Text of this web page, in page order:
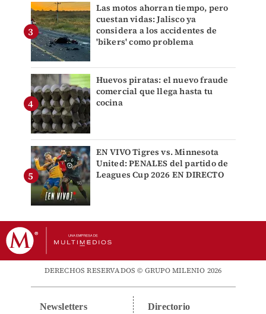
Las motos ahorran tiempo, pero
cuestan vidas: Jalisco ya
considera a los accidentes de
'bikers' como problema
Huevos piratas: el nuevo fraude
comercial que llega hasta tu
cocina
EN VIVO Tigres vs. Minnesota
United: PENALES del partido de
Leagues Cup 2026 EN DIRECTO
DERECHOS RESERVADOS © GRUPO MILENIO 2026
Newsletters Directorio